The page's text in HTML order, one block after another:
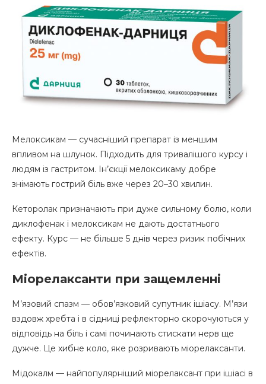
Мелоксикам — сучасніший препарат із меншим
впливом на шлунок. Підходить для тривалішого курсу і
людям із гастритом. Ін’єкції мелоксикаму добре
знімають гострий біль вже через 20–30 хвилин.
Кеторолак призначають при дуже сильному болю, коли
диклофенак і мелоксикам не дають достатнього
ефекту. Курс — не більше 5 днів через ризик побічних
ефектів.
Міорелаксанти при защемленні
М’язовий спазм — обов’язковий супутник ішіасу. М’язи
вздовж хребта і в сідниці рефлекторно скорочуються у
відповідь на біль і самі починають стискати нерв ще
дужче. Це хибне коло, яке розривають міорелаксанти.
Мідокалм — найпопулярніший міорелаксант при ішіасі в